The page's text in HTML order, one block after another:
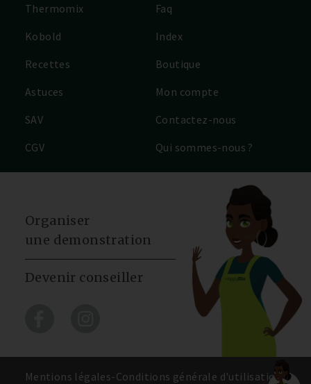
Thermomix
Kobold
Recettes
Astuces
SAV
CGV
Faq
Index
Boutique
Mon compte
Contactez-nous
Qui sommes-nous ?
Organiser
une demonstration
Devenir conseiller
Mentions légales-Conditions générale d'utilisation-